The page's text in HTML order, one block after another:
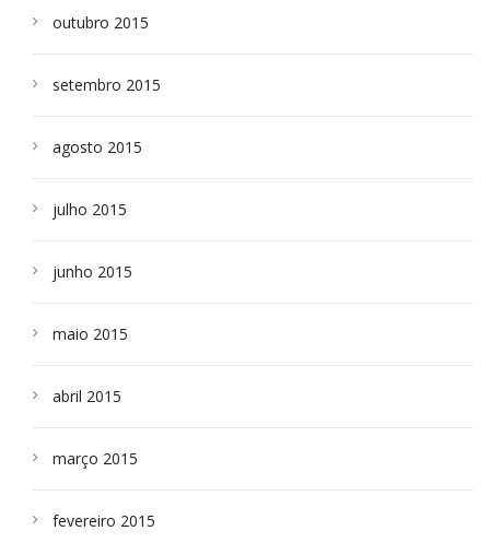
outubro 2015
setembro 2015
agosto 2015
julho 2015
junho 2015
maio 2015
abril 2015
março 2015
fevereiro 2015